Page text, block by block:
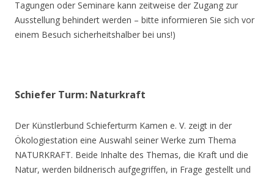
Tagungen oder Seminare kann zeitweise der Zugang zur
Ausstellung behindert werden – bitte informieren Sie sich vor
einem Besuch sicherheitshalber bei uns!)
Schiefer Turm: Naturkraft
Der Künstlerbund Schieferturm Kamen e. V. zeigt in der
Ökologiestation eine Auswahl seiner Werke zum Thema
NATURKRAFT. Beide Inhalte des Themas, die Kraft und die
Natur, werden bildnerisch aufgegriffen, in Frage gestellt und